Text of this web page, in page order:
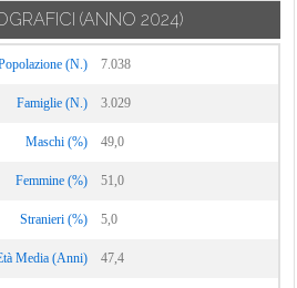
(ANNO 2024)
(N.) 7.038
Famiglie (N.) 3.029
Maschi (%) 49,0
Femmine (%) 51,0
Stranieri (%) 5,0
Media (Anni) 47,4